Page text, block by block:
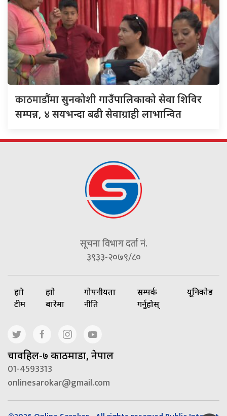
काठमाडौंमासुनकोशी गाउँपालिकाको सेवा शिविर
सम्पन्न, ४ सयभन्दा बढी सेवाग्राही लाभान्वित
सूचना विभाग दर्ता नं.
३९३३-२०७९/८०
हाम्रो
टीम
हाम्रो
बारेमा
गोपनीयता
नीति
सम्पर्क
गर्नुहोस्
यूनिकोड
चावहिल-७ काठमाडौं, नेपाल
01-4593313
onlinesarokar@gmail.com